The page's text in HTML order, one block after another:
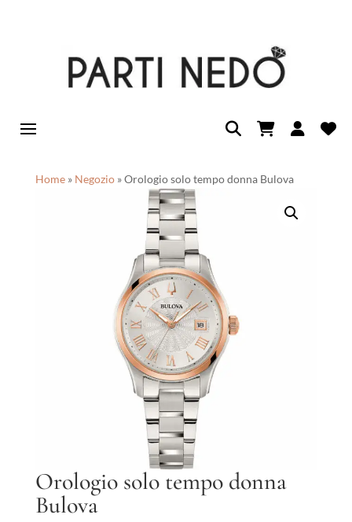
Home» Negozio»Orologio solo tempo donna Bulova
Orologio solo tempo donna
Bulova